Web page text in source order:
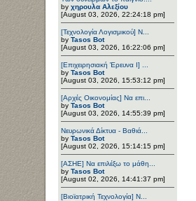
by χηρουλα Αλεξίου
[August 03, 2026, 22:24:18 pm]
[Τεχνολογία Λογισμικού] Ν...
by Tasos Bot
[August 03, 2026, 16:22:06 pm]
[Επιχειρησιακή Έρευνα Ι] ...
by Tasos Bot
[August 03, 2026, 15:53:12 pm]
[Αρχές Οικονομίας] Να επι...
by Tasos Bot
[August 03, 2026, 14:55:39 pm]
Νευρωνικά Δίκτυα - Βαθιά...
by Tasos Bot
[August 02, 2026, 15:14:15 pm]
[ΑΣΗΕ] Να επιλέξω το μάθη...
by Tasos Bot
[August 02, 2026, 14:41:37 pm]
[Βιοϊατρική Τεχνολογία] Ν...